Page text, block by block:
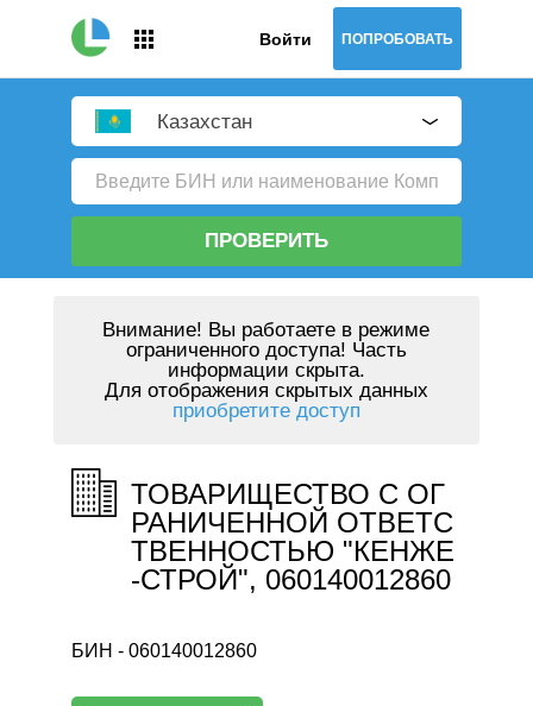
Войти ПОПРОБОВАТЬ
Казахстан
ПРОВЕРИТЬ
Внимание! Вы работаете в режиме
ограниченного доступа! Часть
информации скрыта.
Для отображения скрытых данных
приобретите доступ
ТОВАРИЩЕСТВО С ОГ
РАНИЧЕННОЙ ОТВЕТС
ТВЕННОСТЬЮ "КЕНЖЕ
-СТРОЙ", 060140012860
БИН - 060140012860